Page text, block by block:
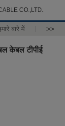
CO.,LTD.
बारे में >>
केबल टीपीई